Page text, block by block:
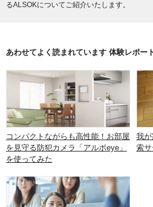
るALSOKについてご紹介いたします。
あわせてよく読まれています 体験レポー
コンパクトながらも高性能！お部屋
を見守る防犯カメラ「アルボeye」
を使ってみた
我
索サ